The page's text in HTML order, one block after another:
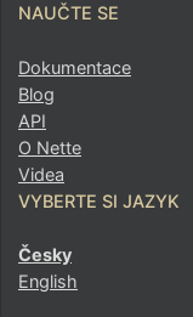
NAUČTE SE
Dokumentace
Blog
API
O Nette
Videa
VYBERTE SI JAZYK
Česky
English